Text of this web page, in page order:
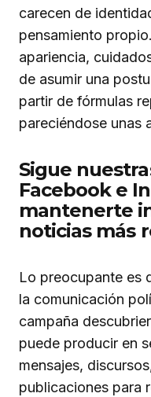
carecen de
pensamiento
apariencia,
de asumir una
partir de fórmulas
pareciéndose unas
Sigue
Facebook e
mantenerte
noticias más
Lo preocupante es
la comunicación
campaña
puede producir en
mensajes,
publicaciones para